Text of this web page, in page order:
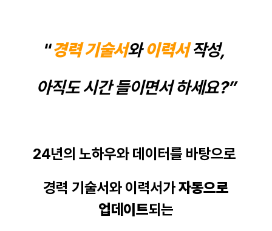
“경력 기술서와 이력서작성,
아직도 시간 들이면서 하세요?”
24년의 노하우와 데이터를 바탕으로
경력 기술서와 이력서가자동으로
업데이트되는